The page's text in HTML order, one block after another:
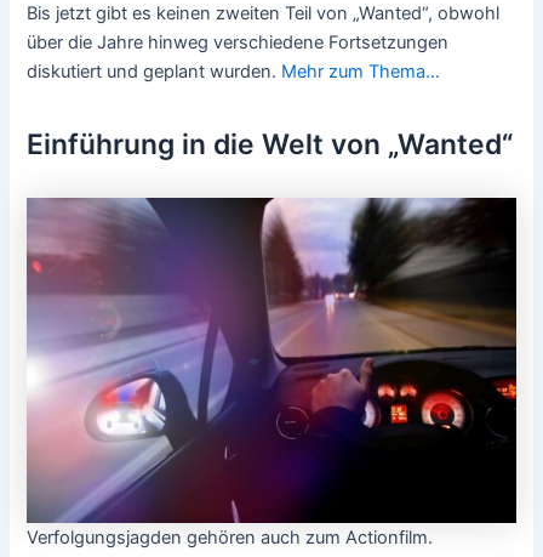
Bis jetzt gibt es keinen zweiten Teil von „Wanted“, obwohl
über die Jahre hinweg verschiedene Fortsetzungen
diskutiert und geplant wurden. Mehr zum Thema…
Einführung in die Welt von „Wanted“
Verfolgungsjagden gehören auch zum Actionfilm.